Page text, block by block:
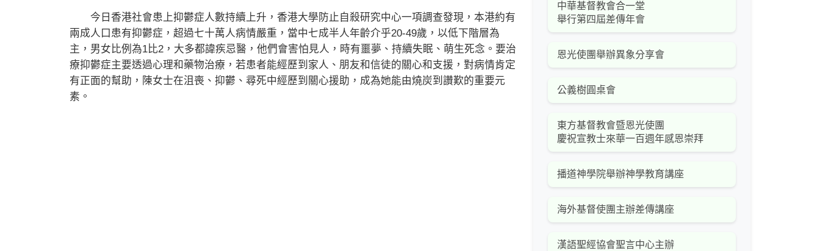
今日香港社會患上抑鬱症人數持續上升，香港大學防止自殺研究中心一項調查發現，本港約有
兩成人口患有抑鬱症，超過七十萬人病情嚴重，當中七成半人年齡介乎20-49歲，以低下階層為
主，男女比例為1比2，大多都諱疾忌醫，他們會害怕見人，時有噩夢、持續失眠、萌生死念。要治
療抑鬱症主要透過心理和藥物治療，若患者能經歷到家人、朋友和信徒的關心和支援，對病情肯定
有正面的幫助，陳女士在沮喪、抑鬱、尋死中經歷到關心援助，成為她能由燒炭到讚歎的重要元
素。
中華基督教會合一堂
舉行第四屆差傳年會
恩光使團舉辦異象分享會
公義樹圓桌會
東方基督教會暨恩光使團
慶祝宣教士來華一百週年感恩崇拜
播道神學院舉辦神學教育講座
海外基督使團主辦差傳講座
漢語聖經協會聖言中心主辦